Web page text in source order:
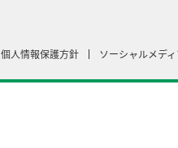
個人情報保護方針 ソーシャルメデ